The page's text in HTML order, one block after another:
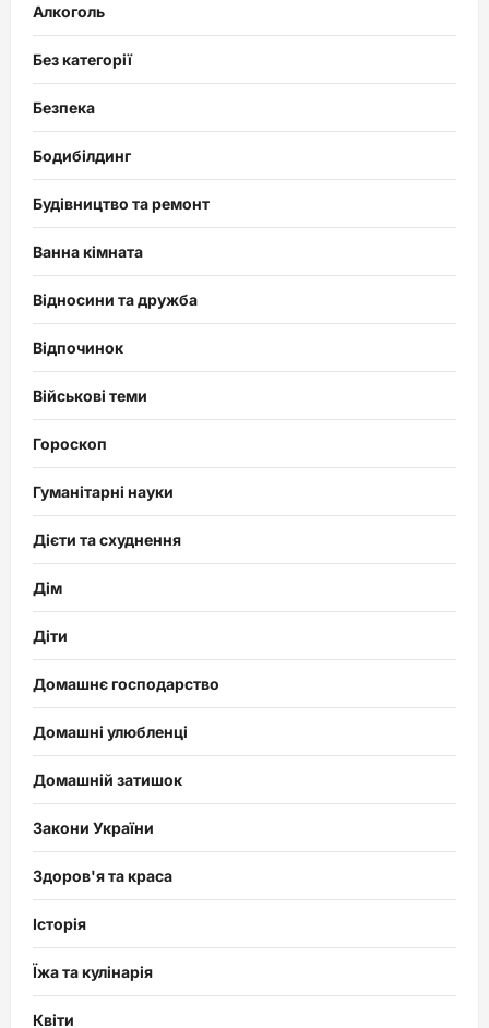
Алкоголь
Без категорії
Безпека
Бодибілдинг
Будівництво та ремонт
Ванна кімната
Відносини та дружба
Відпочинок
Військові теми
Гороскоп
Гуманітарні науки
Дієти та схуднення
Дім
Діти
Домашнє господарство
Домашні улюбленці
Домашній затишок
Закони України
Здоров'я та краса
Історія
Їжа та кулінарія
Квіти